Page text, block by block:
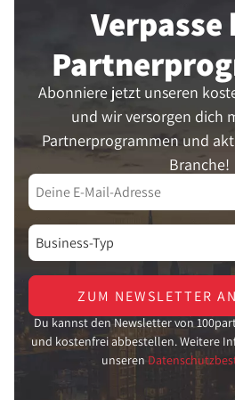
Verpasse
Abonniere jetzt unseren
und wir versorgen dich
Partnerprogrammen und
Branche!
ZUM NEWSLETTER
Du kannst den Newsletter von
und kostenfrei abbestellen. Weitere
unseren